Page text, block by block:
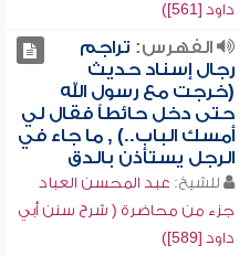
داود [561])
الفهرس: تراجم
رجال إسناد حديث
(خرجت مع رسول الله
حتى دخل حائطاً فقال لي
أمسك الباب..) , ما جاء في
الرجل يستأذن بالدق
للشيخ: عبد المحسن العباد
جزء من محاضرة ( شرح سنن أبي
داود [589])